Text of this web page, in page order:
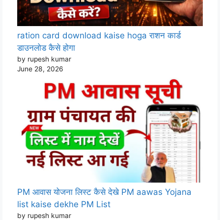
ration card download kaise hoga राशन कार्ड
डाउनलोड कैसे होगा
by rupesh kumar
June 28, 2026
PM आवास योजना लिस्ट कैसे देखे PM aawas Yojana
list kaise dekhe PM List
by rupesh kumar